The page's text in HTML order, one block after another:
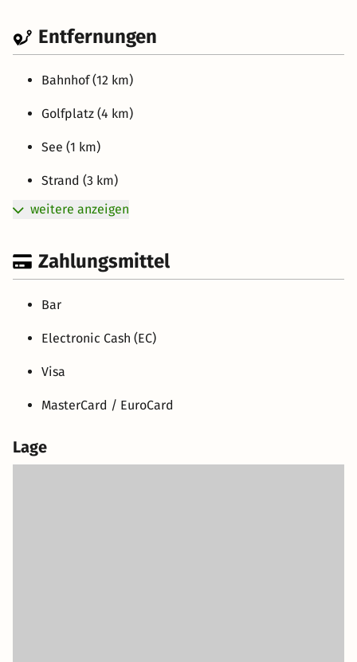
Entfernungen
Bahnhof (12 km)
Golfplatz (4 km)
See (1 km)
Strand (3 km)
weitere anzeigen
Zahlungsmittel
Bar
Electronic Cash (EC)
Visa
MasterCard / EuroCard
Lage